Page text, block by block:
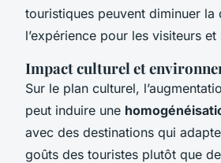
touristiques peuvent diminuer la
l’expérience pour les visiteurs
Impact culturel et
Sur le plan culturel,
peut induire une
avec des destinations qui
goûts des touristes plutôt que